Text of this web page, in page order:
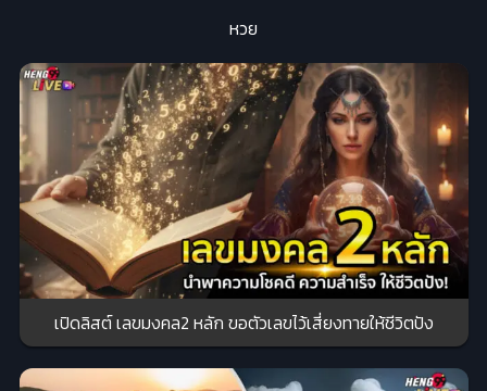
หวย
เปิดลิสต์ เลขมงคล2 หลัก ขอตัวเลขไว้เสี่ยงทายให้ชีวิตปัง